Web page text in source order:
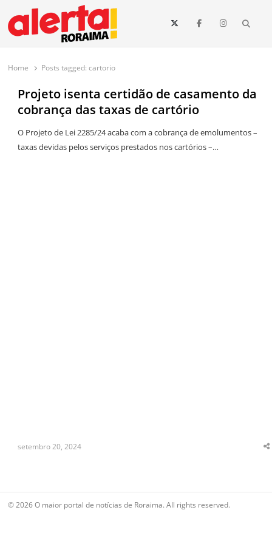
conteúdo
O maior portal de notícias de Roraima
O Alerta Roraima é seu portal de notícias completo sobre política,
e todo o estado de Roraima. Fique sempre informado com
Home Posts tagged:cartorio
Projeto isenta certidão de casamento da
cobrança das taxas de cartório
O Projeto de Lei 2285/24 acaba com a cobrança de emolumentos –
taxas devidas pelos serviços prestados nos cartórios –…
setembro 20, 2024
© 2026 O maior portal de notícias de Roraima. All rights reserved.